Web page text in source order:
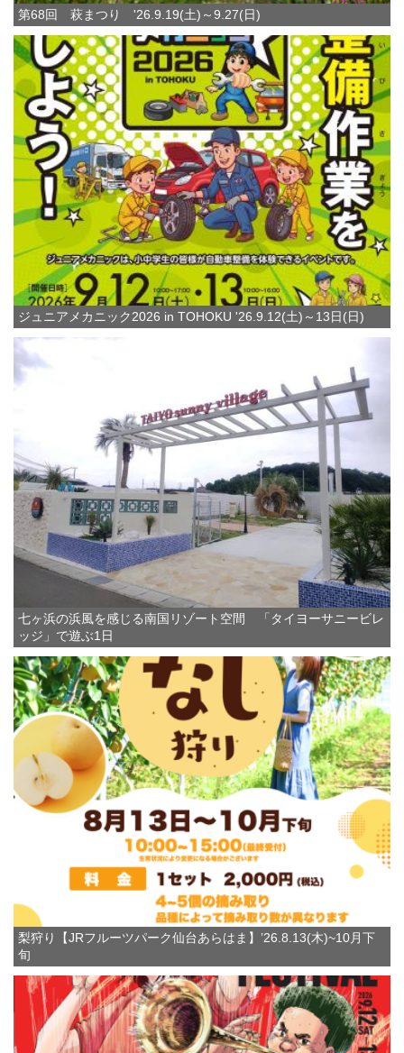
第68回 萩まつり '26.9.19(土)～9.27(日)
ジュニアメカニック2026 in TOHOKU '26.9.12(土)～13日(日)
七ヶ浜の浜風を感じる南国リゾート空間 「タイヨーサニービレ
ッジ」で遊ぶ1日
梨狩り【JRフルーツパーク仙台あらはま】’26.8.13(木)~10月下
旬